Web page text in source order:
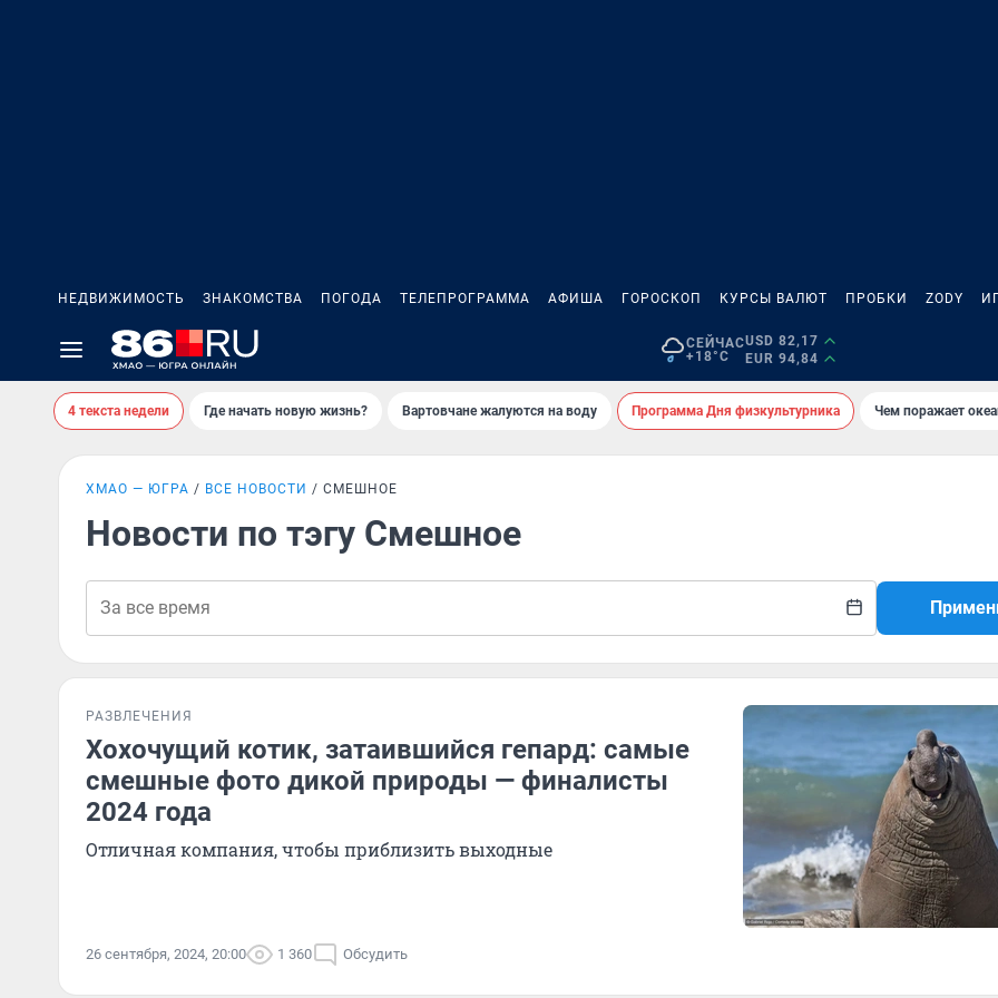
НЕДВИЖИМОСТЬ ЗНАКОМСТВА ПОГОДА ТЕЛЕПРОГРАММА АФИША ГОРОСКОП КУРСЫ ВАЛЮТ ПРОБКИ ZODY
СЕЙЧАС
+18°C
USD 82,17
EUR 94,84
4 текста недели Где начать новую жизнь? Вартовчане жалуются на воду Программа Дня физкультурника Чем поражает
ХМАО — ЮГРА ВСЕ НОВОСТИ СМЕШНОЕ
Новости по тэгу Смешное
РАЗВЛЕЧЕНИЯ
Хохочущий котик, затаившийся гепард: самые
смешные фото дикой природы — финалисты
2024 года
Отличная компания, чтобы приблизить выходные
26 сентября, 2024, 20:00 1 360 Обсудить